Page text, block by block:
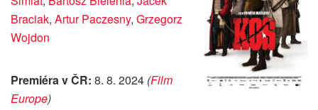
Braciak, Artur Paczesny, Grzegorz
Wojdon
Premiéra v ČR: 8. 8. 2024 (Film
Europe)